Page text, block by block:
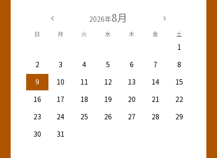
2026年8月
日 月 火 水 木 金 土
1
2
3 4 5 6 7
8
9
10 11 12 13 14
15
16
17 18 19 20 21
22
23
24 25 26 27 28
29
30
31